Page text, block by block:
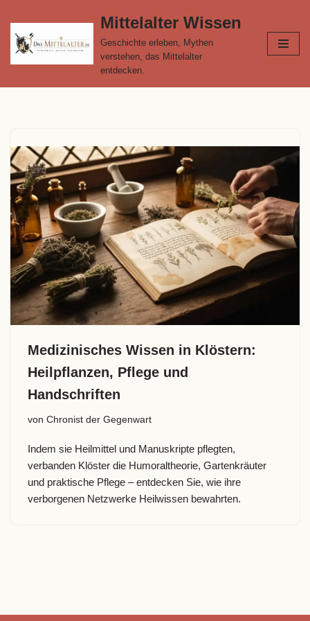
Zum
Inhalt
Mittelalter Wissen
Geschichte erleben, Mythen
verstehen, das Mittelalter
entdecken.
Medizinisches Wissen in Klöstern:
Heilpflanzen, Pflege und
Handschriften
von Chronist der Gegenwart
Indem sie Heilmittel und Manuskripte pflegten,
verbanden Klöster die Humoraltheorie, Gartenkräuter
und praktische Pflege – entdecken Sie, wie ihre
verborgenen Netzwerke Heilwissen bewahrten.